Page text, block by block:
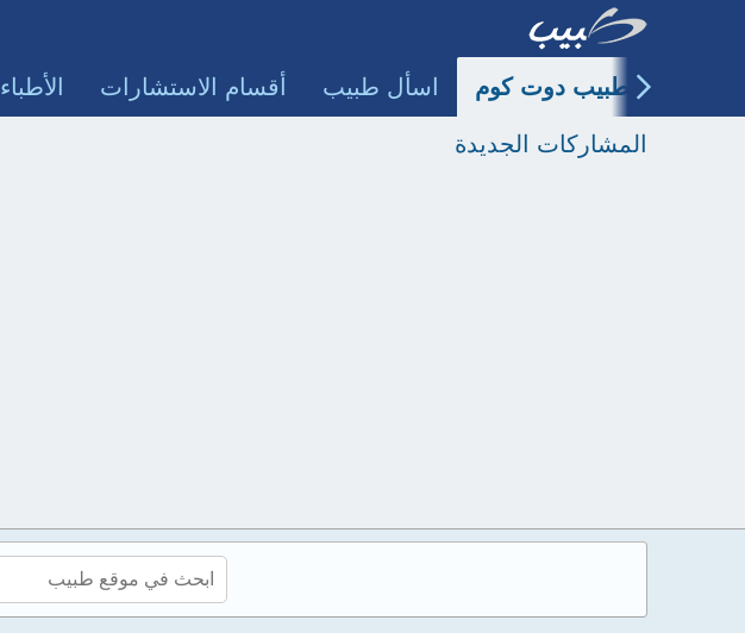
طبيب دوت كوم اسأل طبيب أقسام الاستشارات الأطباء
المشاركات الجديدة